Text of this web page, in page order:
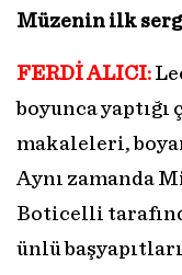
Müzenin ilk
FERDİ ALICI:
boyunca
makaleleri,
Aynı zamanda
Boticelli
ünlü